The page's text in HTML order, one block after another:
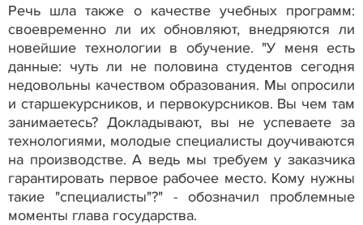
Речь шла также о качестве учебных программ:
своевременно ли их обновляют, внедряются ли
новейшие технологии в обучение. "У меня есть
данные: чуть ли не половина студентов сегодня
недовольны качеством образования. Мы опросили
и старшекурсников, и первокурсников. Вы чем там
занимаетесь? Докладывают, вы не успеваете за
технологиями, молодые специалисты доучиваются
на производстве. А ведь мы требуем у заказчика
гарантировать первое рабочее место. Кому нужны
такие "специалисты"?" - обозначил проблемные
моменты глава государства.